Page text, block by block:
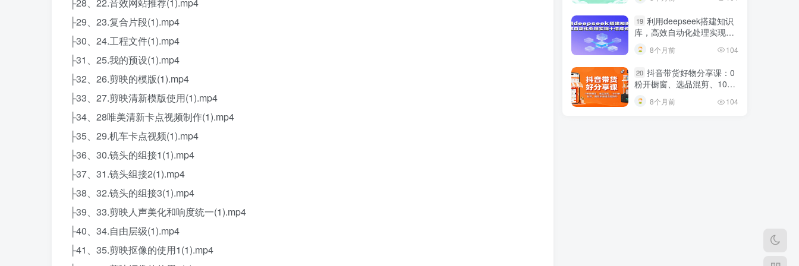
├29、23.复合片段(1).mp4
├30、24.工程文件(1).mp4
├31、25.我的预设(1).mp4
├32、26.剪映的模版(1).mp4
├33、27.剪映清新模版使用(1).mp4
├34、28唯美清新卡点视频制作(1).mp4
├35、29.机车卡点视频(1).mp4
├36、30.镜头的组接1(1).mp4
├37、31.镜头组接2(1).mp4
├38、32.镜头的组接3(1).mp4
├39、33.剪映人声美化和响度统一(1).mp4
├40、34.自由层级(1).mp4
├41、35.剪映抠像的使用1(1).mp4
19 利用deepseek搭建知识
库，高效自动化处理实现十
倍成长！
8个月前 104
20 抖音带货好物分享课：0
粉开橱窗、选品混剪、1000
粉起号，解锁多渠道变现技
巧
8个月前 104